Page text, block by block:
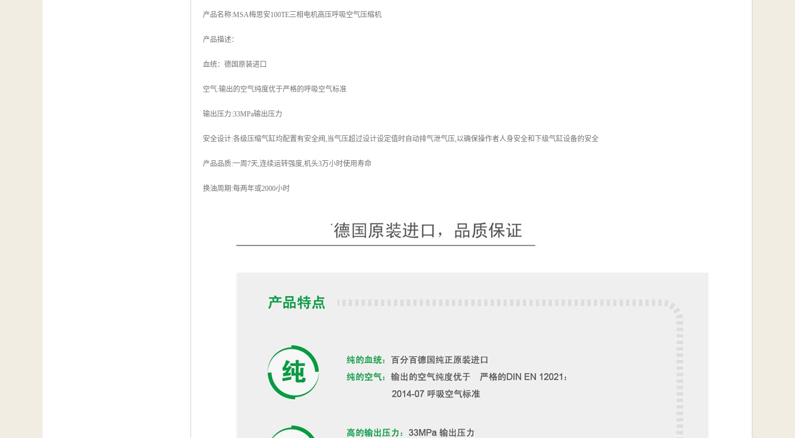
产品名称:MSA梅思安100TE三相电机高压呼吸空气压缩机
产品描述：
血统：德国原装进口
空气:输出的空气纯度优于严格的呼吸空气标准
输出压力:33MPa输出压力
安全设计:各级压缩气缸均配置有安全阀,当气压超过设计设定值时自动排气泄气压,以确保操作者人身安全和下级气缸设备的安全
产品品质:一周7天,连续运转强度,机头3万小时使用寿命
换油周期:每两年或2000小时